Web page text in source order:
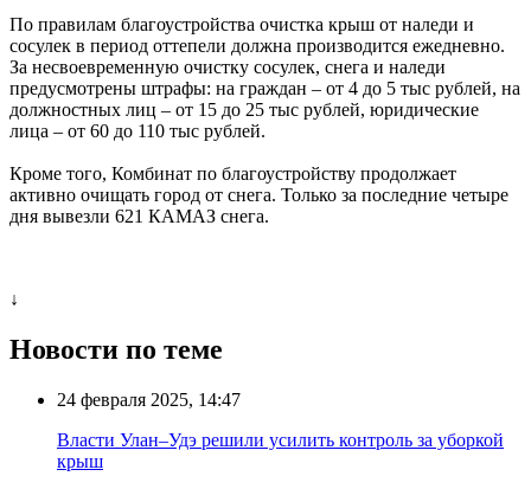
По правилам благоустройства очистка крыш от наледи и
сосулек в период оттепели должна производится ежедневно.
За несвоевременную очистку сосулек, снега и наледи
предусмотрены штрафы: на граждан – от 4 до 5 тыс рублей, на
должностных лиц – от 15 до 25 тыс рублей, юридические
лица – от 60 до 110 тыс рублей.
Кроме того, Комбинат по благоустройству продолжает
активно очищать город от снега. Только за последние четыре
дня вывезли 621 КАМАЗ снега.
↓
Новости по теме
24 февраля 2025, 14:47
Власти Улан–Удэ решили усилить контроль за уборкой
крыш